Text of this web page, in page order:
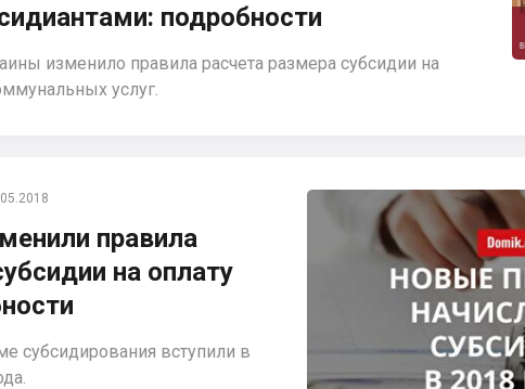
подробности
изменило правила расчета размера субсидии на
услуг.
правила
на оплату
субсидирования вступили в